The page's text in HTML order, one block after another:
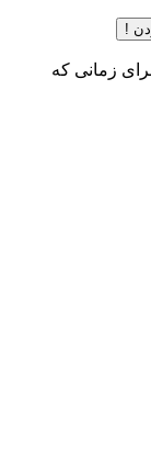
!
زمانی که